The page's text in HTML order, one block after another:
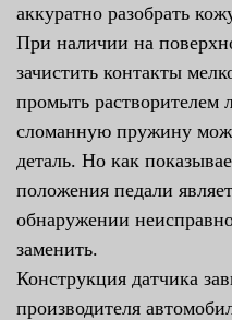
аккуратно разобрать
При наличии на
зачистить контакты
промыть
сломанную пружину
деталь. Но как
положения педали
обнаружении
заменить.
Конструкция датчика
производителя